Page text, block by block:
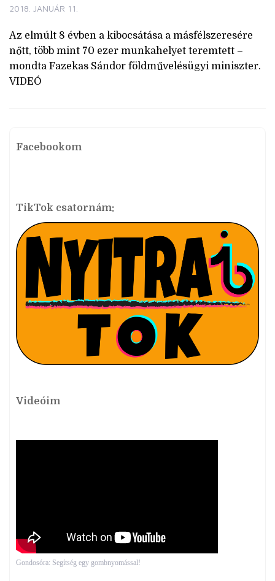
2018. JANUÁR 11.
Az elmúlt 8 évben a kibocsátása a másfélszeresére
nőtt, több mint 70 ezer munkahelyet teremtett –
mondta Fazekas Sándor földművelésügyi miniszter.
VIDEÓ
Facebookom
TikTok csatornám:
Videóim
Gondosóra: Segítség egy gombnyomással!